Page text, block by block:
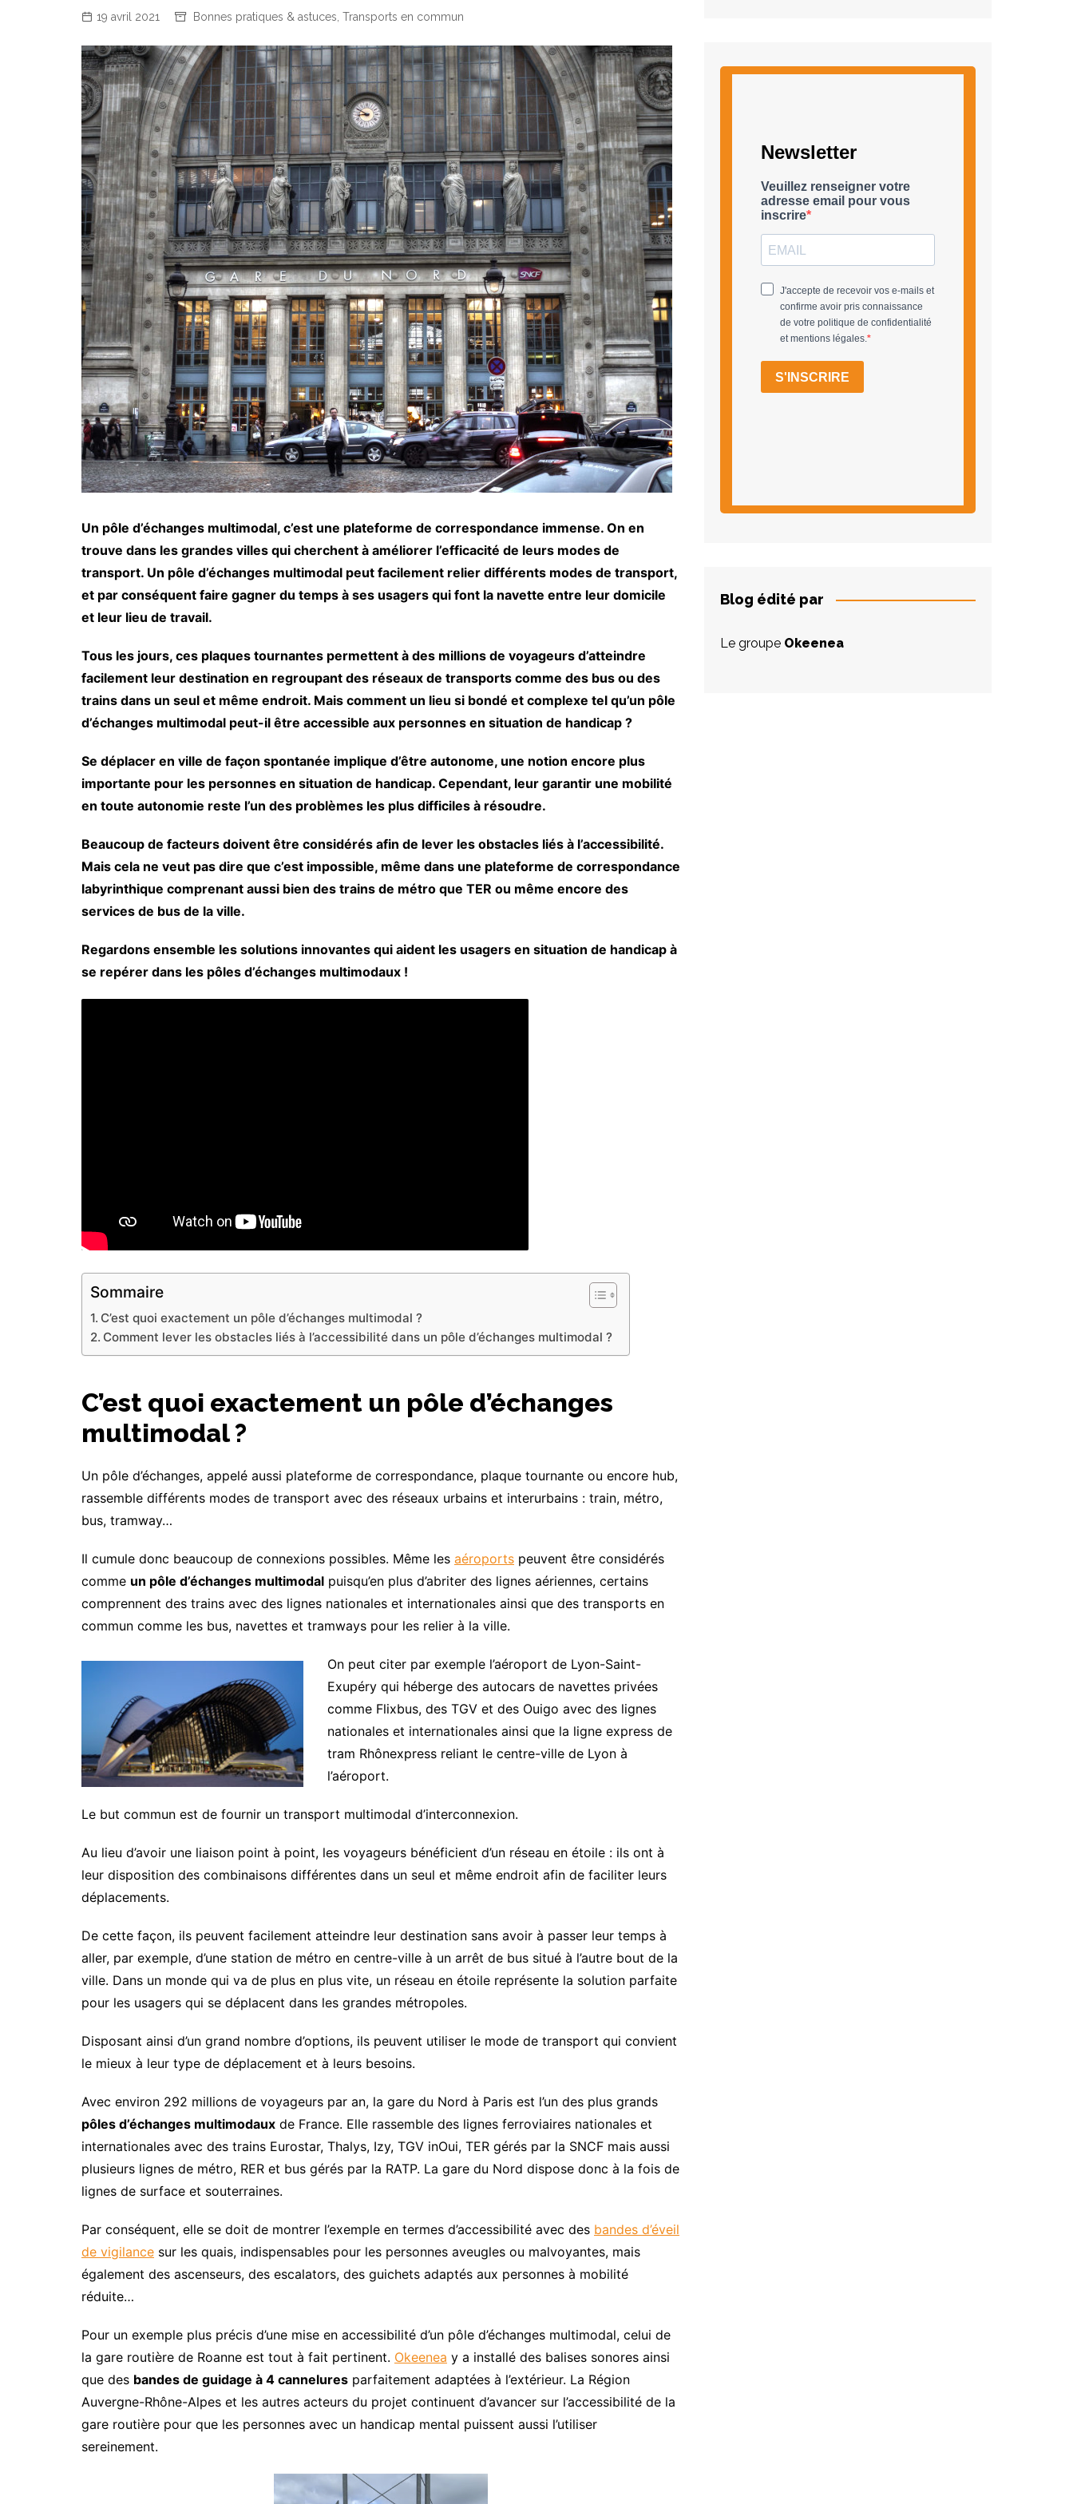
19 avril 2021 Bonnes pratiques & astuces Transports en commun
Un pôle d’échanges multimodal, c’est une plateforme de correspondance immense. On en
trouve dans les grandes villes qui cherchent à améliorer l’efficacité de leurs modes de
transport. Un pôle d’échanges multimodal peut facilement relier différents modes de transport,
et par conséquent faire gagner du temps à ses usagers qui font la navette entre leur domicile
et leur lieu de travail.
Tous les jours, ces plaques tournantes permettent à des millions de voyageurs d’atteindre
facilement leur destination en regroupant des réseaux de transports comme des bus ou des
trains dans un seul et même endroit. Mais comment un lieu si bondé et complexe tel qu’un pôle
d’échanges multimodal peut-il être accessible aux personnes en situation de handicap ?
Se déplacer en ville de façon spontanée implique d’être autonome, une notion encore plus
importante pour les personnes en situation de handicap. Cependant, leur garantir une mobilité
en toute autonomie reste l’un des problèmes les plus difficiles à résoudre.
Beaucoup de facteurs doivent être considérés afin de lever les obstacles liés à l’accessibilité.
Mais cela ne veut pas dire que c’est impossible, même dans une plateforme de correspondance
labyrinthique comprenant aussi bien des trains de métro que TER ou même encore des
services de bus de la ville.
Regardons ensemble les solutions innovantes qui aident les usagers en situation de handicap à
se repérer dans les pôles d’échanges multimodaux !
Sommaire
C’est quoi exactement un pôle d’échanges multimodal ?
Comment lever les obstacles liés à l’accessibilité dans un pôle d’échanges multimodal ?
C’est quoi exactement un pôle d’échanges
multimodal ?
Un pôle d’échanges, appelé aussi plateforme de correspondance, plaque tournante ou encore hub,
rassemble différents modes de transport avec des réseaux urbains et interurbains : train, métro,
bus, tramway…
Il cumule donc beaucoup de connexions possibles. Même les aéroports peuvent être considérés
comme un pôle d’échanges multimodal puisqu’en plus d’abriter des lignes aériennes, certains
comprennent des trains avec des lignes nationales et internationales ainsi que des transports en
commun comme les bus, navettes et tramways pour les relier à la ville.
On peut citer par exemple l’aéroport de Lyon-Saint-
Exupéry qui héberge des autocars de navettes privées
comme Flixbus, des TGV et des Ouigo avec des lignes
nationales et internationales ainsi que la ligne express de
tram Rhônexpress reliant le centre-ville de Lyon à
l’aéroport.
Le but commun est de fournir un transport multimodal d’interconnexion.
Au lieu d’avoir une liaison point à point, les voyageurs bénéficient d’un réseau en étoile : ils ont à
leur disposition des combinaisons différentes dans un seul et même endroit afin de faciliter leurs
déplacements.
De cette façon, ils peuvent facilement atteindre leur destination sans avoir à passer leur temps à
aller, par exemple, d’une station de métro en centre-ville à un arrêt de bus situé à l’autre bout de la
ville. Dans un monde qui va de plus en plus vite, un réseau en étoile représente la solution parfaite
pour les usagers qui se déplacent dans les grandes métropoles.
Disposant ainsi d’un grand nombre d’options, ils peuvent utiliser le mode de transport qui convient
le mieux à leur type de déplacement et à leurs besoins.
Avec environ 292 millions de voyageurs par an, la gare du Nord à Paris est l’un des plus grands
pôles d’échanges multimodaux de France. Elle rassemble des lignes ferroviaires nationales et
internationales avec des trains Eurostar, Thalys, Izy, TGV inOui, TER gérés par la SNCF mais aussi
plusieurs lignes de métro, RER et bus gérés par la RATP. La gare du Nord dispose donc à la fois de
lignes de surface et souterraines.
Par conséquent, elle se doit de montrer l’exemple en termes d’accessibilité avec des bandes d’éveil
de vigilance sur les quais, indispensables pour les personnes aveugles ou malvoyantes, mais
également des ascenseurs, des escalators, des guichets adaptés aux personnes à mobilité
réduite…
Pour un exemple plus précis d’une mise en accessibilité d’un pôle d’échanges multimodal, celui de
la gare routière de Roanne est tout à fait pertinent. Okeenea y a installé des balises sonores ainsi
que des bandes de guidage à 4 cannelures parfaitement adaptées à l’extérieur. La Région
Auvergne-Rhône-Alpes et les autres acteurs du projet continuent d’avancer sur l’accessibilité de la
gare routière pour que les personnes avec un handicap mental puissent aussi l’utiliser
sereinement.
Blog édité par
Le groupe Okeenea